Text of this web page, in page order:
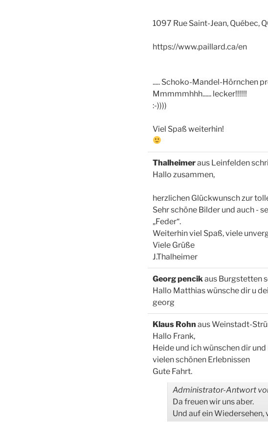
1097 Rue Saint-Jean, Québec,
https://www.paillard.ca/en
..... Schoko-Mandel-Hörnchen
Mmmmmhhh...... lecker!!!!!!
:-))))
Viel Spaß weiterhin!
Thalheimeraus Leinfelden
Hallo zusammen,
herzlichen Glückwunsch zur
Sehr schöne Bilder und auch -
„Feder“.
Weiterhin viel Spaß, viele
Viele Grüße
J.Thalheimer
Georg pencik aus Burgstetten
Hallo Matthias wünsche dir u
georg
Klaus Rohn ausWeinstadt-
Hallo Frank,
Heide und ich wünschen dir
vielen schönen Erlebnissen
Gute Fahrt.
Administrator-Antwort
Da freuen wir uns aber.
Und auf ein